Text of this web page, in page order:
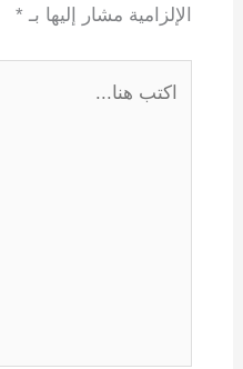
الإلزامية مشار إليها بـ *